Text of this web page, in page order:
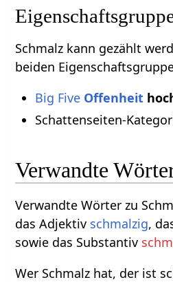
Schmalz kann gezählt
beiden
Big Five Offenheit
Schattenseiten-
Verwandte
Verwandte Wörter zu
das Adjektiv schmalzig,
sowie das Substantiv
Wer Schmalz hat, der ist